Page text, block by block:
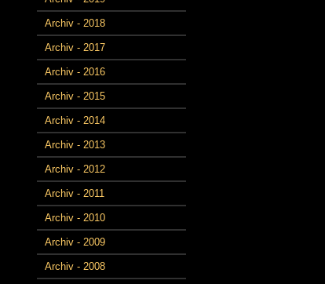
Archiv - 2018
Archiv - 2017
Archiv - 2016
Archiv - 2015
Archiv - 2014
Archiv - 2013
Archiv - 2012
Archiv - 2011
Archiv - 2010
Archiv - 2009
Archiv - 2008